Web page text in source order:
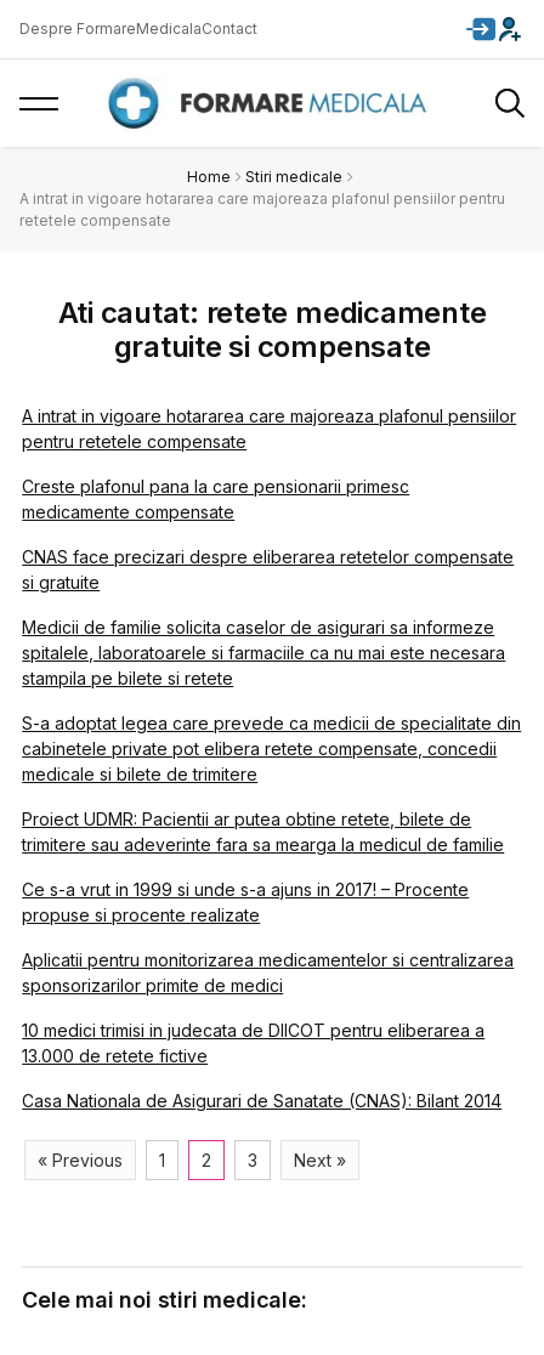
Despre FormareMedicalaContact
Home
Stiri medicale
A intrat in vigoare hotararea care majoreaza plafonul pensiilor pentru
retetele compensate
Ati cautat: retete medicamente
gratuite si compensate
A intrat in vigoare hotararea care majoreaza plafonul pensiilor
pentru retetele compensate
Creste plafonul pana la care pensionarii primesc
medicamente compensate
CNAS face precizari despre eliberarea retetelor compensate
si gratuite
Medicii de familie solicita caselor de asigurari sa informeze
spitalele, laboratoarele si farmaciile ca nu mai este necesara
stampila pe bilete si retete
S-a adoptat legea care prevede ca medicii de specialitate din
cabinetele private pot elibera retete compensate, concedii
medicale si bilete de trimitere
Proiect UDMR: Pacientii ar putea obtine retete, bilete de
trimitere sau adeverinte fara sa mearga la medicul de familie
Ce s-a vrut in 1999 si unde s-a ajuns in 2017! – Procente
propuse si procente realizate
Aplicatii pentru monitorizarea medicamentelor si centralizarea
sponsorizarilor primite de medici
10 medici trimisi in judecata de DIICOT pentru eliberarea a
13.000 de retete fictive
Casa Nationala de Asigurari de Sanatate (CNAS): Bilant 2014
« Previous 1 2 3 Next »
Cele mai noi stiri medicale: